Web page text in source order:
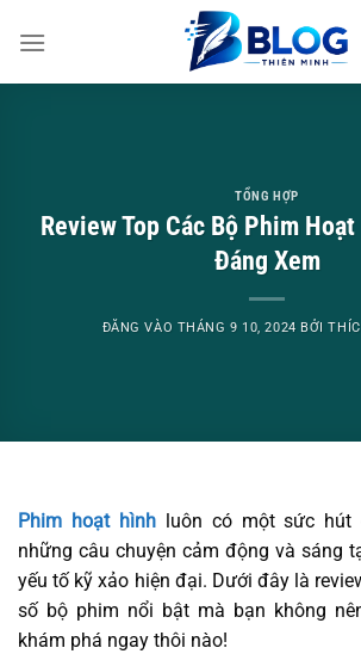
qua
TỔNG HỢP
Review Top Các Bộ Phim
Đáng Xem
ĐĂNG VÀO THÁNG 9 10, 2024 BỞI
Phim hoạt hìnhluôn có một sức hút
những câu chuyện cảm động và sáng
yếu tố kỹ xảo hiện đại. Dưới đây là
số bộ phim nổi bật mà bạn không
khám phá ngay thôi nào!